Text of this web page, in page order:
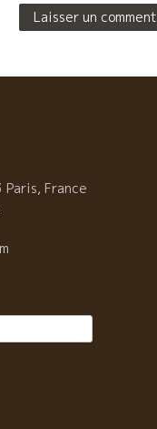
Paris, France